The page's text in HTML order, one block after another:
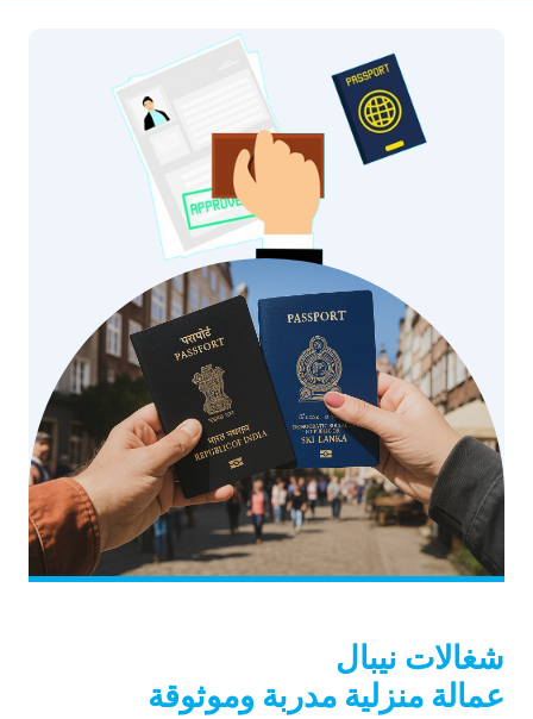
شغالات نيبال
عمالة منزلية مدربة وموثوقة